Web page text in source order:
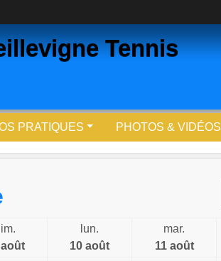
Tennis
PRATIQUES PHOTOS & VIDÉOS
lun.
10 août
mar.
11 août